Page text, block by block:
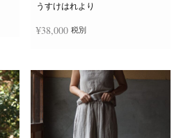
ら
選
択
で
き
ま
す
うすけはれより
¥38,000 税別